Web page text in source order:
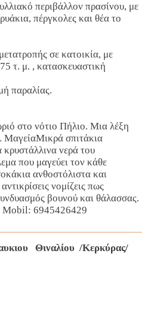
περιβάλλον πρασίνου, με
πέργκολες και θέα το
σε κατοικία, με
τ. μ. , κατασκευαστική
παραλίας.
στο νότιο Πήλιο. Μια λέξη
ΜαγείαΜικρά σπιτάκια
κρυστάλλινα νερά του
που μαγεύει τον κάθε
ανθοστόλιστα και
νομίζεις πως
βουνού και θάλασσας.
6945426429
Θιναλίου /Κερκύρας/